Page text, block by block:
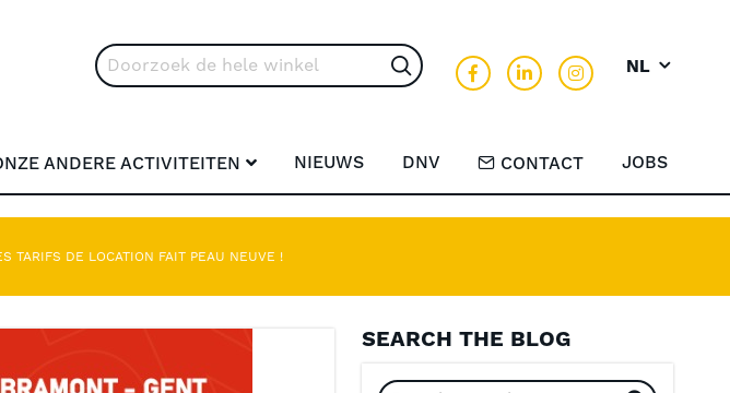
Search
Search NL
ANDERE ACTIVITEITEN NIEUWS DNV CONTACT JOBS
TARIFS DE LOCATION FAIT PEAU NEUVE !
SEARCH THE BLOG